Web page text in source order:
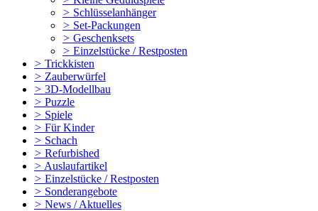
> Schlüsselanhänger
> Set-Packungen
> Geschenksets
> Einzelstücke / Restposten
> Trickkisten
> Zauberwürfel
> 3D-Modellbau
> Puzzle
> Spiele
> Für Kinder
> Schach
> Refurbished
> Auslaufartikel
> Einzelstücke / Restposten
> Sonderangebote
> News / Aktuelles